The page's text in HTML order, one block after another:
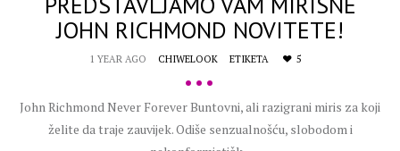
JOHN RICHMOND NOVITETE!
1 YEAR AGO CHIWELOOK ETIKETA 5
•••
John Richmond Never Forever Buntovni, ali razigrani miris za koji
želite da traje zauvijek. Odiše senzualnošću, slobodom i